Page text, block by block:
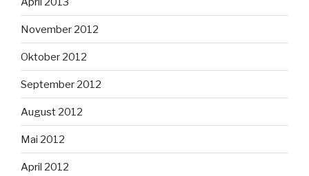
November 2012
Oktober 2012
September 2012
August 2012
Mai 2012
April 2012